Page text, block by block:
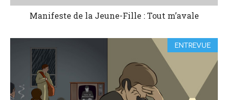
Manifeste de la Jeune-Fille : Tout m’avale
ENTREVUE